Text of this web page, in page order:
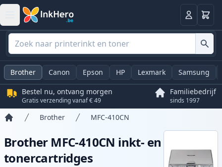
Log in
Brother Canon Epson HP Lexmark Samsung
Bestel nu, ontvang morgen
Gratis verzending vanaf € 49
Familiebedrijf
sinds 1997
Brother MFC-410CN
Brother MFC-410CN inkt- en
tonercartridges